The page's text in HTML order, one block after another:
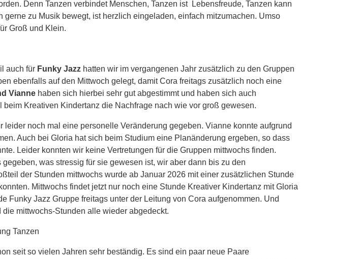
Denn Tanzen verbindet Menschen, Tanzen ist Lebensfreude, Tanzen kann
zu Musik bewegt, ist herzlich eingeladen, einfach mitzumachen. Umso
Groß und Klein.
auch für Funky Jazz hatten wir im vergangenen Jahr zusätzlich zu den Gruppen
ebenfalls auf den Mittwoch gelegt, damit Cora freitags zusätzlich noch eine
Vianne haben sich hierbei sehr gut abgestimmt und haben sich auch
Kreativen Kindertanz die Nachfrage nach wie vor groß gewesen.
leider noch mal eine personelle Veränderung gegeben. Vianne konnte aufgrund
Auch bei Gloria hat sich beim Studium eine Planänderung ergeben, so dass
Leider konnten wir keine Vertretungen für die Gruppen mittwochs finden.
was stressig für sie gewesen ist, wir aber dann bis zu den
der Stunden mittwochs wurde ab Januar 2026 mit einer zusätzlichen Stunde
Mittwochs findet jetzt nur noch eine Stunde Kreativer Kindertanz mit Gloria
Funky Jazz Gruppe freitags unter der Leitung von Cora aufgenommen. Und
mittwochs-Stunden alle wieder abgedeckt.
Tanzen
seit so vielen Jahren sehr beständig. Es sind ein paar neue Paare